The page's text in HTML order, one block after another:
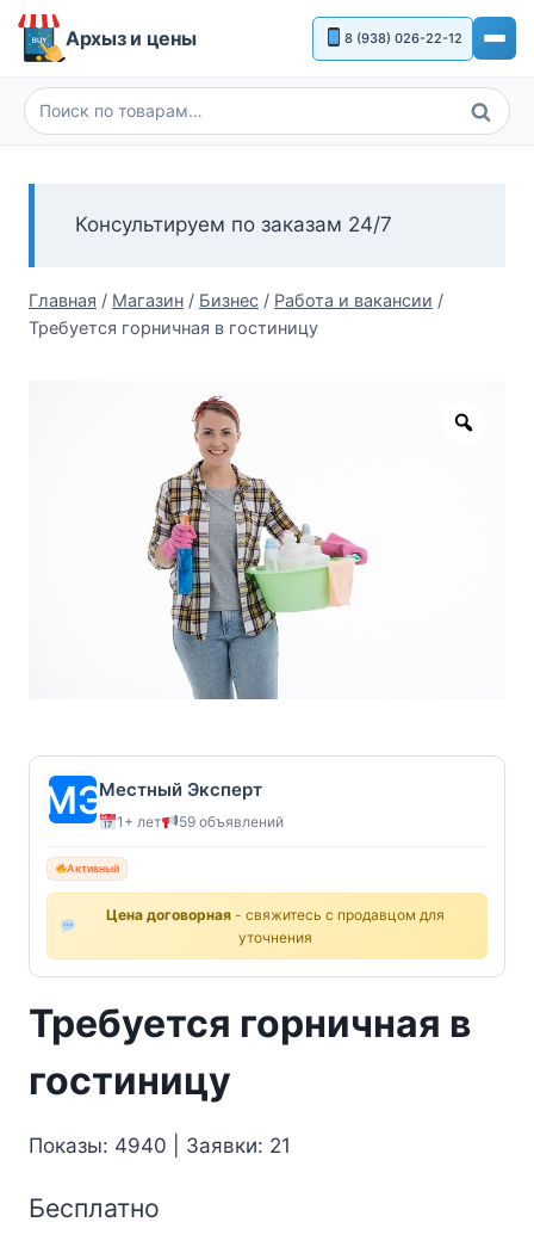
Перейти
Архыз и цены 8 (938) 026-22-12
Искать:
Поиск
Консультируем по заказам 24/7
Главная / Магазин / Бизнес / Работа и вакансии /
Требуется горничная в гостиницу
Местный Эксперт
1+ лет 59 объявлений
Активный
Цена договорная- свяжитесь с продавцом для
уточнения
Требуется горничная в
гостиницу
Показы: 4940 | Заявки: 21
Бесплатно